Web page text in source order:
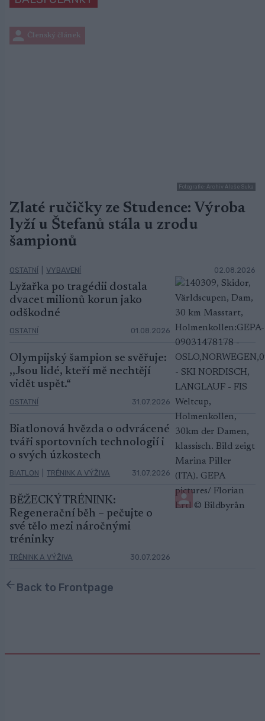
Členský článek
Fotografie: Archiv Aleše Suka
Zlaté ručičky ze Studence: Výroba
lyží u Štefanů stála u zrodu
šampionů
OSTATNÍ VYBAVENÍ 02.08.2026
Lyžařka po tragédii dostala
dvacet milionů korun jako
odškodné
OSTATNÍ 01.08.2026
Olympijský šampion se svěřuje:
,,Jsou lidé, kteří mě nechtějí
vidět uspět.“
OSTATNÍ 31.07.2026
Biatlonová hvězda o odvrácené
tváři sportovních technologií i
o svých úzkostech
BIATLON TRÉNINK A VÝŽIVA 31.07.2026
BĚŽECKÝ TRÉNINK:
Regenerační běh – pečujte o
své tělo mezi náročnými
tréninky
TRÉNINK A VÝŽIVA 30.07.2026
Back to Frontpage